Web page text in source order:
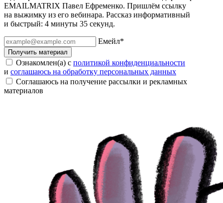
EMAILMATRIX Павел Ефременко. Пришлём ссылку
на выжимку из его вебинара. Рассказ информативный
и быстрый: 4 минуты 35 секунд.
Емейл*
Получить материал
Ознакомлен(а) с политикой конфиденциальности
и соглашаюсь на обработку персональных данных
Соглашаюсь на получение рассылки и рекламных
материалов